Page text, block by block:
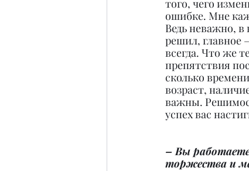
того, чего
ошибке. Мне
Ведь неважно, в
решил, главное
всегда. Что же
препятствия
сколько
возраст,
важны.
успех вас
– Вы
торжества и